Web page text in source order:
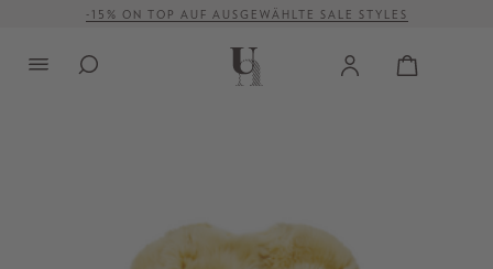
springen-15% ON TOP AUF AUSGEWÄHLTE SALE STYLES